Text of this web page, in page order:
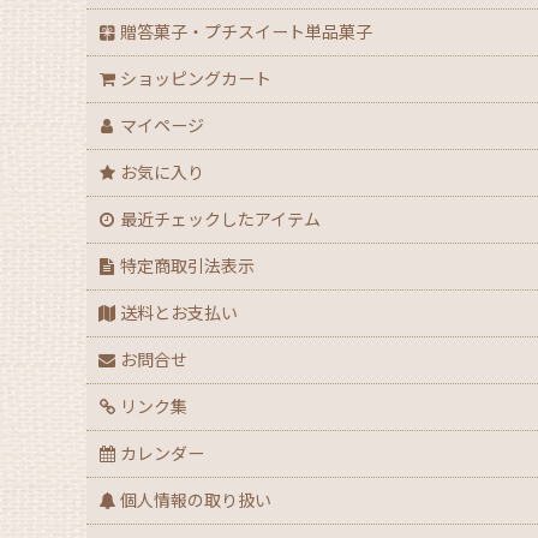
【アウトレット】ハロウィン
【２０２６年】クリスマスデコ箱・ノエル箱・ト
【クリスマス】ノエル箱
【クリスマス】シュトーレン（箱・袋）
【クリスマス】★全力応援！X’masグッズ
【アウトレット】クリスマス
【通年】迎春・お祝い・だるま・花柄
贈答菓子・プチスイート単品菓子
ショッピングカート
マイページ
お気に入り
最近チェックしたアイテム
特定商取引法表示
送料とお支払い
お問合せ
リンク集
カレンダー
個人情報の取り扱い